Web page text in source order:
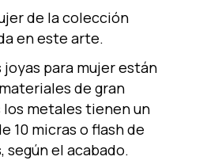
de la colección
en este arte.
joyas para mujer están
de gran
metales tienen un
10 micras o flash de
según el acabado.